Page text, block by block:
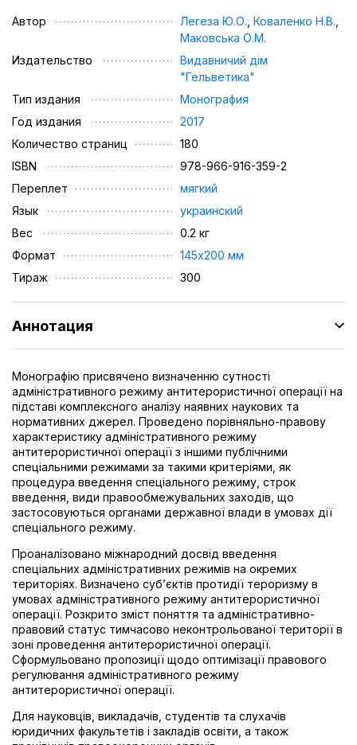
Автор Легеза Ю.О., Коваленко Н.В.,
Маковська О.М.
Издательство
Видавничий дім
"Гельветика"
Тип издания
Монография
Год издания
2017
Количество страниц
180
ISBN
978-966-916-359-2
Переплет
мягкий
Язык
украинский
Вес
0.2 кг
Формат
145х200 мм
Тираж
300
Аннотация
Монографію присвячено визначенню сутності
адміністративного режиму антитерористичної операції на
підставі комплексного аналізу наявних наукових та
нормативних джерел. Проведено порівняльно-правову
характеристику адміністративного режиму
антитерористичної операції з іншими публічними
спеціальними режимами за такими критеріями, як
процедура введення спеціального режиму, строк
введення, види правообмежувальних заходів, що
застосовуються органами державної влади в умовах дії
спеціального режиму.
Проаналізовано міжнародний досвід введення
спеціальних адміністративних режимів на окремих
територіях. Визначено суб’єктів протидії тероризму в
умовах адміністративного режиму антитерористичної
операції. Розкрито зміст поняття та адміністративно-
правовий статус тимчасово неконтрольованої території в
зоні проведення антитерористичної операції.
Сформульовано пропозиції щодо оптимізації правового
регулювання адміністративного режиму
антитерористичної операції.
Для науковців, викладачів, студентів та слухачів
юридичних факультетів і закладів освіти, а також